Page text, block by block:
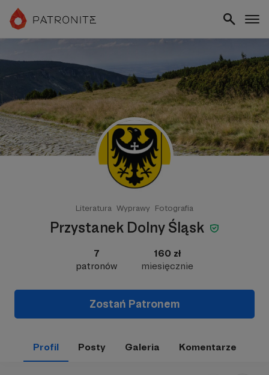
Literatura Wyprawy Fotografia
Przystanek Dolny Śląsk
7
patronów
160 zł
miesięcznie
Zostań Patronem
Profil Posty Galeria Komentarze